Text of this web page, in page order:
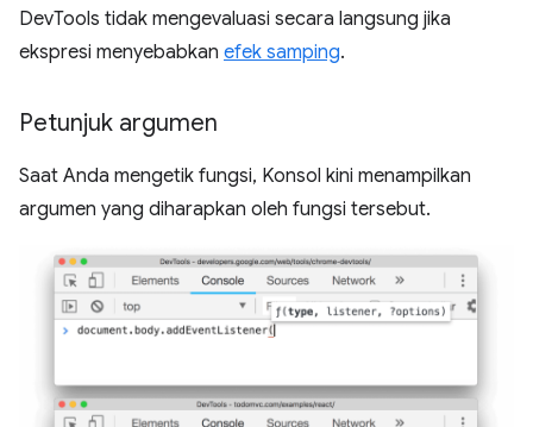
DevTools tidak mengevaluasi secara langsung jika
ekspresi menyebabkan efek samping.
Petunjuk argumen
Saat Anda mengetik fungsi, Konsol kini menampilkan
argumen yang diharapkan oleh fungsi tersebut.